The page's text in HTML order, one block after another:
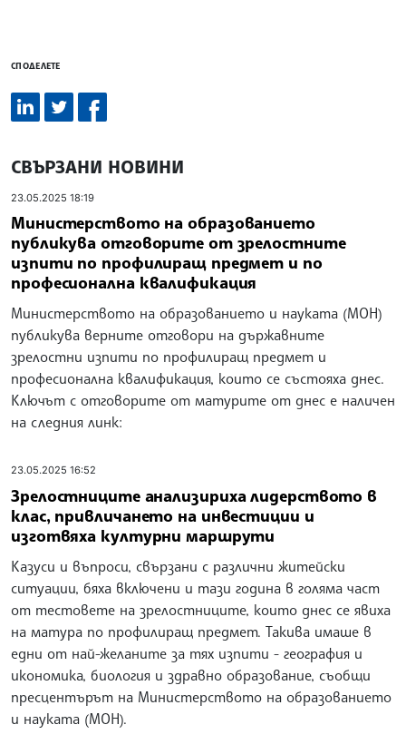
СПОДЕЛЕТЕ
СВЪРЗАНИ НОВИНИ
23.05.2025 18:19
Министерството на образованието
публикува отговорите от зрелостните
изпити по профилиращ предмет и по
професионална квалификация
Министерството на образованието и науката (МОН)
публикува верните отговори на държавните
зрелостни изпити по профилиращ предмет и
професионална квалификация, които се състояха днес.
Ключът с отговорите от матурите от днес е наличен
на следния линк:
23.05.2025 16:52
Зрелостниците анализириха лидерството в
клас, привличането на инвестиции и
изготвяха културни маршрути
Казуси и въпроси, свързани с различни житейски
ситуации, бяха включени и тази година в голяма част
от тестовете на зрелостниците, които днес се явиха
на матура по профилиращ предмет. Такива имаше в
едни от най-желаните за тях изпити - география и
икономика, биология и здравно образование, съобщи
пресцентърът на Министерството на образованието
и науката (МОН).